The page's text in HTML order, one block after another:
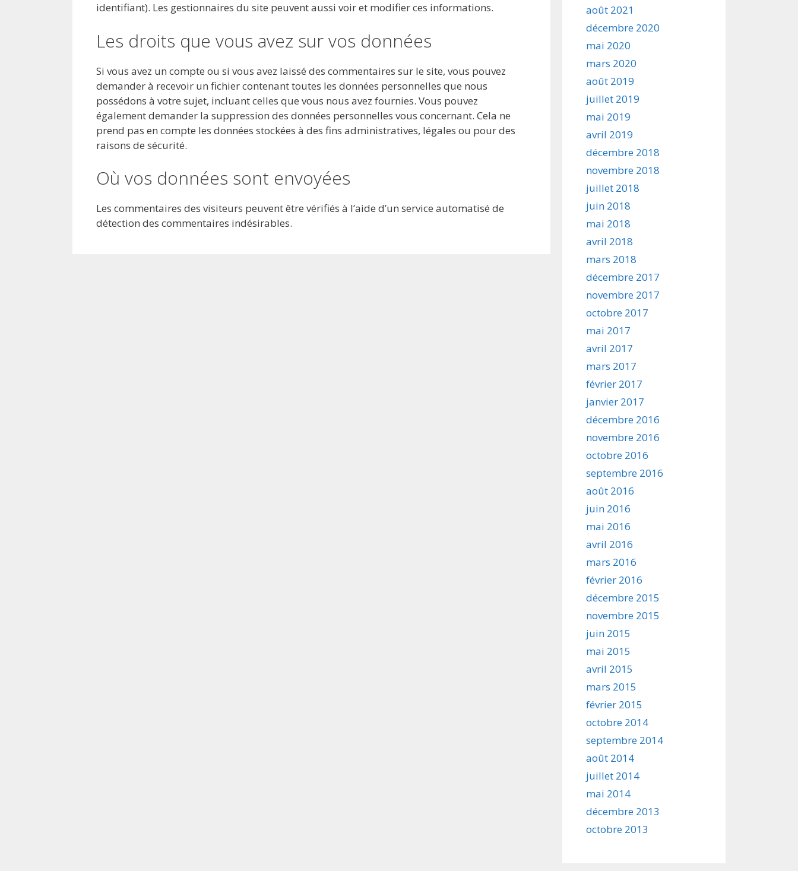
identifiant). Les gestionnaires du site peuvent aussi voir et modifier ces informations.
Les droits que vous avez sur vos données
Si vous avez un compte ou si vous avez laissé des commentaires sur le site, vous pouvez
demander à recevoir un fichier contenant toutes les données personnelles que nous
possédons à votre sujet, incluant celles que vous nous avez fournies. Vous pouvez
également demander la suppression des données personnelles vous concernant. Cela ne
prend pas en compte les données stockées à des fins administratives, légales ou pour des
raisons de sécurité.
Où vos données sont envoyées
Les commentaires des visiteurs peuvent être vérifiés à l’aide d’un service automatisé de
détection des commentaires indésirables.
août 2021
décembre 2020
mai 2020
mars 2020
août 2019
juillet 2019
mai 2019
avril 2019
décembre 2018
novembre 2018
juillet 2018
juin 2018
mai 2018
avril 2018
mars 2018
décembre 2017
novembre 2017
octobre 2017
mai 2017
avril 2017
mars 2017
février 2017
janvier 2017
décembre 2016
novembre 2016
octobre 2016
septembre 2016
août 2016
juin 2016
mai 2016
avril 2016
mars 2016
février 2016
décembre 2015
novembre 2015
juin 2015
mai 2015
avril 2015
mars 2015
février 2015
octobre 2014
septembre 2014
août 2014
juillet 2014
mai 2014
décembre 2013
octobre 2013